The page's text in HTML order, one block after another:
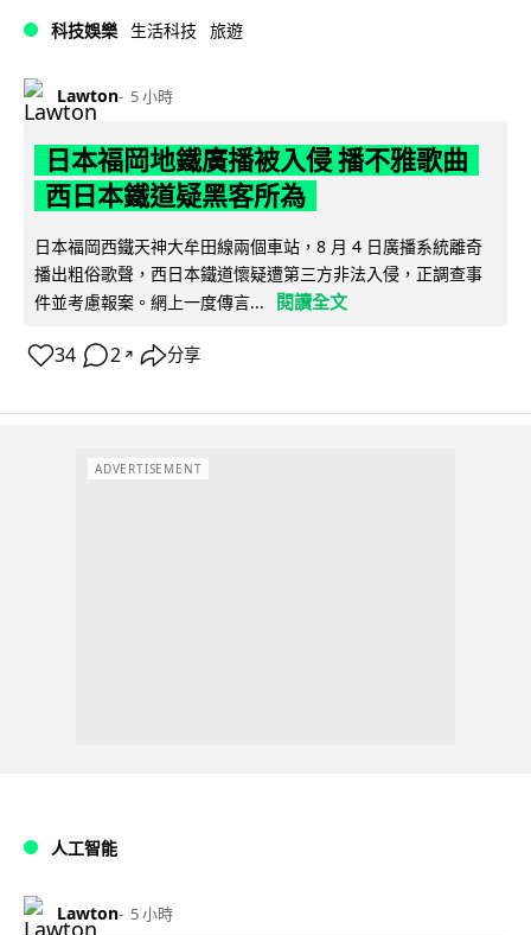
科技娛樂 生活科技 旅遊
Lawton 5 小時
日本福岡地鐵廣播被入侵 播不雅歌曲
西日本鐵道疑黑客所為
日本福岡西鐵天神大牟田線兩個車站，8 月 4 日廣播系統離奇
播出粗俗歌聲，西日本鐵道懷疑遭第三方非法入侵，正調查事
件並考慮報案。網上一度傳言...
閱讀全文
34 2 ↗ 分享
ADVERTISEMENT
人工智能
Lawton 5 小時